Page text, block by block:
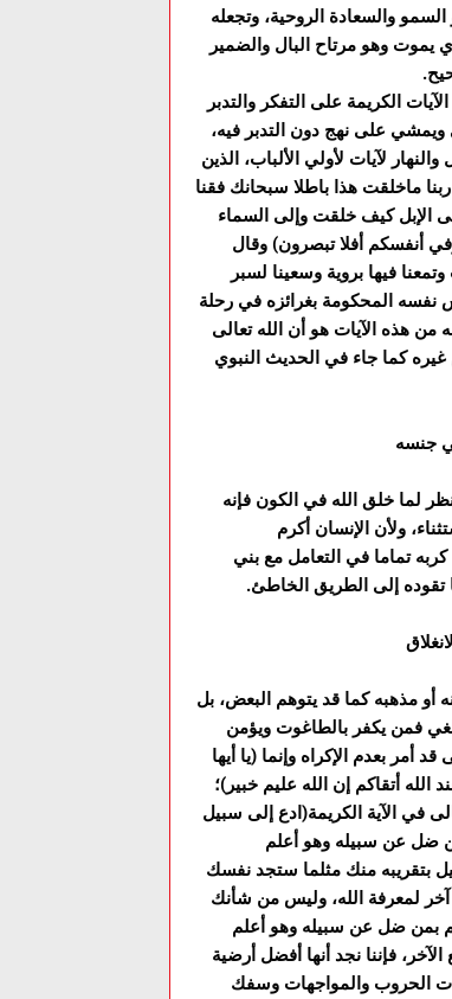
والسعادة الروحية، وتجعله
يموت وهو مرتاح البال والضمير
الکريمة على التفکر والتدبر
ويمشي على نهج دون التدبر فيه،
لآيات لأولي الألباب، الذين
ماخلقت هذا باطلا سبحانك فقنا
الإبل کيف خلقت وإلى السماء
أنفسکم أفلا تبصرون) وقال
فيها بروية وسعينا لسبر
نفسه المحکومة بغرائزه في رحلة
هذه الآيات هو أن الله تعالى
غيره کما جاء في الحديث النبوي
جنسه
لما خلق الله في الکون فإنه
ولأن الإنسان أکرم
تماما في التعامل مع بني
تقوده إلى الطريق الخاطئ.
أو مذهبه کما قد يتوهم البعض، بل
فمن يكفر بالطاغوت ويؤمن
أمر بعدم الإکراه وإنما (يا أيها
الله أتقاكم إن الله عليم خبير)؛
في الآية الکريمة(ادع إلى سبيل
ضل عن سبيله وهو أعلم
بتقريبه منك مثلما ستجد نفسك
لمعرفة الله، وليس من شأنك
بمن ضل عن سبيله وهو أعلم
فإننا نجد أنها أفضل أرضية
الحروب والمواجهات وسفك